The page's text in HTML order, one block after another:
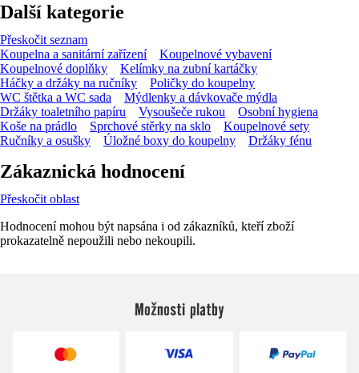
Další kategorie
Přeskočit seznam
Koupelna a sanitární zařízení
Koupelnové vybavení
Koupelnové doplňky
Kelímky na zubní kartáčky
Háčky a držáky na ručníky
Poličky do koupelny
WC štětka a WC sada
Mýdlenky a dávkovače mýdla
Držáky toaletního papíru
Vysoušeče rukou
Osobní hygiena
Koše na prádlo
Sprchové stěrky na sklo
Koupelnové sety
Ručníky a osušky
Úložné boxy do koupelny Držáky fénu
Zákaznická hodnocení
Přeskočit oblast
Hodnocení mohou být napsána i od zákazníků, kteří zboží
prokazatelně nepoužili nebo nekoupili.
Možnosti platby